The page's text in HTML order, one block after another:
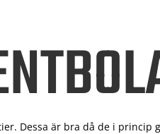
Dessa är bra då de i princip